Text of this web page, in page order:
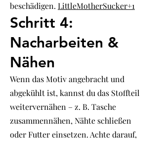
beschädigen. LittleMotherSucker+1
Schritt 4:
Nacharbeiten &
Nähen
Wenn das Motiv angebracht und
abgekühlt ist, kannst du das Stoffteil
weitervernähen – z. B. Tasche
zusammennähen, Nähte schließen
oder Futter einsetzen. Achte darauf,